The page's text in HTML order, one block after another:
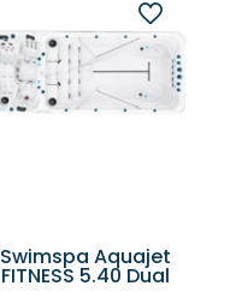
Swimspa Aquajet
FITNESS 5.40 Dual